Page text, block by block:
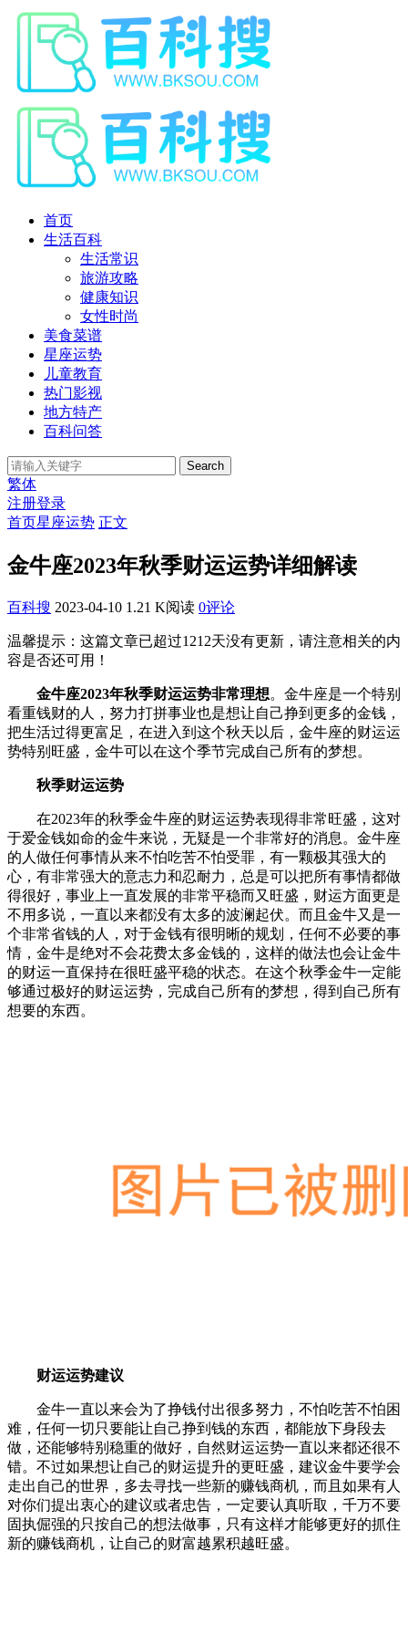
首页
生活百科
生活常识
旅游攻略
健康知识
女性时尚
美食菜谱
星座运势
儿童教育
热门影视
地方特产
百科问答
Search
繁体
注册登录
首页星座运势 正文
​金牛座2023年秋季财运运势详细解读
百科搜 2023-04-10 1.21 K阅读 0评论
温馨提示：这篇文章已超过1212天没有更新，请注意相关的内
容是否还可用！
金牛座2023年秋季财运运势非常理想。金牛座是一个特别
看重钱财的人，努力打拼事业也是想让自己挣到更多的金钱，
把生活过得更富足，在进入到这个秋天以后，金牛座的财运运
势特别旺盛，金牛可以在这个季节完成自己所有的梦想。
秋季财运运势
在2023年的秋季金牛座的财运运势表现得非常旺盛，这对
于爱金钱如命的金牛来说，无疑是一个非常好的消息。金牛座
的人做任何事情从来不怕吃苦不怕受罪，有一颗极其强大的
心，有非常强大的意志力和忍耐力，总是可以把所有事情都做
得很好，事业上一直发展的非常平稳而又旺盛，财运方面更是
不用多说，一直以来都没有太多的波澜起伏。而且金牛又是一
个非常省钱的人，对于金钱有很明晰的规划，任何不必要的事
情，金牛是绝对不会花费太多金钱的，这样的做法也会让金牛
的财运一直保持在很旺盛平稳的状态。在这个秋季金牛一定能
够通过极好的财运运势，完成自己所有的梦想，得到自己所有
想要的东西。
财运运势建议
金牛一直以来会为了挣钱付出很多努力，不怕吃苦不怕困
难，任何一切只要能让自己挣到钱的东西，都能放下身段去
做，还能够特别稳重的做好，自然财运运势一直以来都还很不
错。不过如果想让自己的财运提升的更旺盛，建议金牛要学会
走出自己的世界，多去寻找一些新的赚钱商机，而且如果有人
对你们提出衷心的建议或者忠告，一定要认真听取，千万不要
固执倔强的只按自己的想法做事，只有这样才能够更好的抓住
新的赚钱商机，让自己的财富越累积越旺盛。